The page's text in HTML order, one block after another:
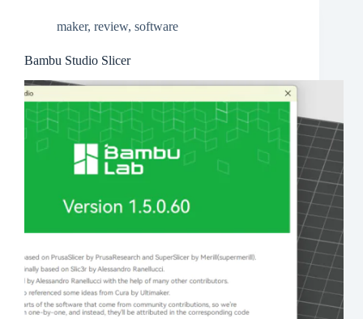
maker, review, software
Bambu Studio Slicer